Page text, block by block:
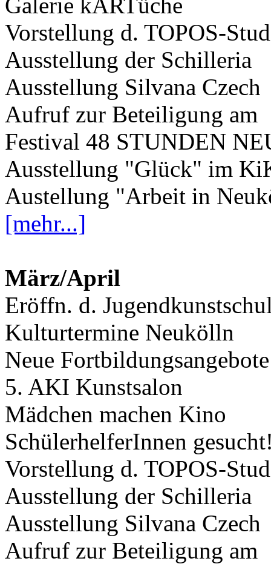
Vorstellung d. TOPOS-
Ausstellung der Schilleria
Ausstellung Silvana Czech
Aufruf zur Beteiligung am
Festival 48 STUNDEN
Ausstellung "Glück" im
Austellung "Arbeit in
[mehr...]
März/April
Eröffn. d.
Kulturtermine Neukölln
Neue Fortbildungsangebote
5. AKI Kunstsalon
Mädchen machen Kino
SchülerhelferInnen
Vorstellung d. TOPOS-
Ausstellung der Schilleria
Ausstellung Silvana Czech
Aufruf zur Beteiligung am